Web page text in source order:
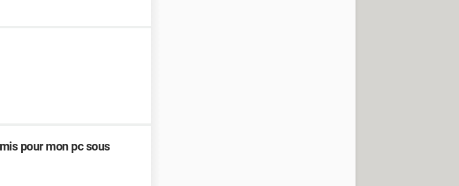
pour mon pc sous